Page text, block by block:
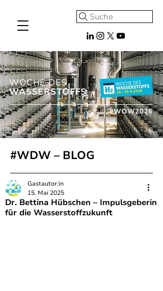
Suche
WOCHE DES
WASSERSTOFFS
#WDW2026
#WDW – BLOG
Dr. Bettina Hübschen – Impulsgeberin
für die Wasserstoffzukunft
Gastautor:in
15. Mai 2025